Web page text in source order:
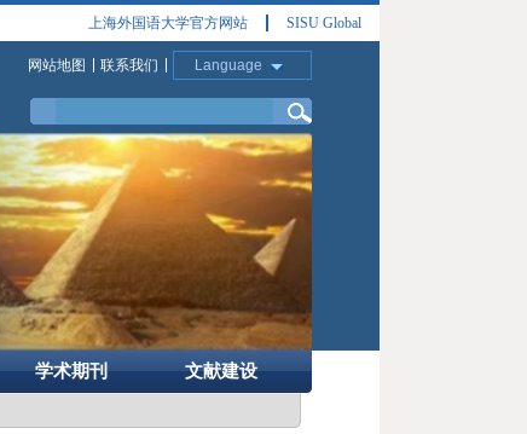
上海外国语大学官方网站 SISU Global
网站地图 联系我们 Language
学术期刊 文献建设